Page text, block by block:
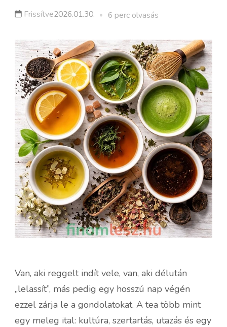
Frissítve2026.01.30. 6 perc olvasás
Van, aki reggelt indít vele, van, aki délután
„lelassít”, más pedig egy hosszú nap végén
ezzel zárja le a gondolatokat. A tea több mint
egy meleg ital: kultúra, szertartás, utazás és egy